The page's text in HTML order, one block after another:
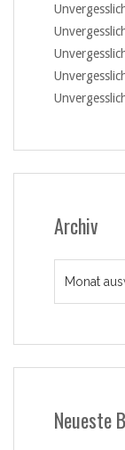
Archiv
Neueste